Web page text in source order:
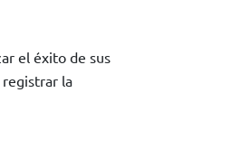
el éxito de sus
registrar la